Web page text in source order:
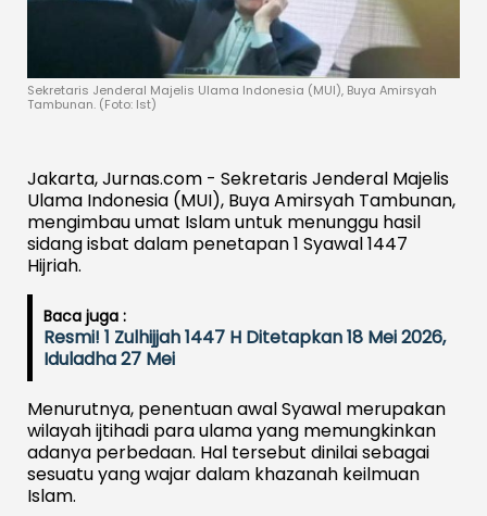
Sekretaris Jenderal Majelis Ulama Indonesia (MUI), Buya Amirsyah
Tambunan. (Foto: Ist)
Jakarta, Jurnas.com - Sekretaris Jenderal Majelis
Ulama Indonesia (MUI), Buya Amirsyah Tambunan,
mengimbau umat Islam untuk menunggu hasil
sidang isbat dalam penetapan 1 Syawal 1447
Hijriah.
Baca juga :
Resmi! 1 Zulhijjah 1447 H Ditetapkan 18 Mei 2026,
Iduladha 27 Mei
Menurutnya, penentuan awal Syawal merupakan
wilayah ijtihadi para ulama yang memungkinkan
adanya perbedaan. Hal tersebut dinilai sebagai
sesuatu yang wajar dalam khazanah keilmuan
Islam.